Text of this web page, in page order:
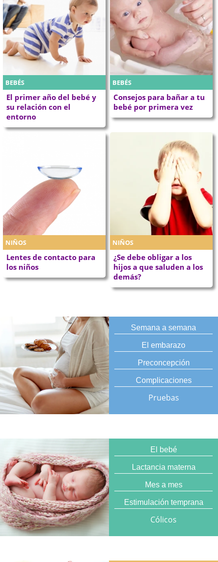
BEBÉS
El primer año del bebé y
su relación con el
entorno
BEBÉS
Consejos para bañar a tu
bebé por primera vez
NIÑOS
Lentes de contacto para
los niños
NIÑOS
¿Se debe obligar a los
hijos a que saluden a los
demás?
Semana a semana
El embarazo
Preconcepción
Complicaciones
Pruebas
El bebé
Lactancia materna
Mes a mes
Estimulación temprana
Cólicos